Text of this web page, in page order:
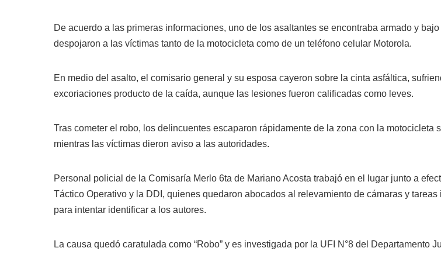
De acuerdo a las primeras informaciones, uno de los asaltantes se encontraba armado y
despojaron a las víctimas tanto de la motocicleta como de un teléfono celular Motorola.
En medio del asalto, el comisario general y su esposa cayeron sobre la cinta asfáltica,
excoriaciones producto de la caída, aunque las lesiones fueron calificadas como leves.
Tras cometer el robo, los delincuentes escaparon rápidamente de la zona con la motocicleta
mientras las víctimas dieron aviso a las autoridades.
Personal policial de la Comisaría Merlo 6ta de Mariano Acosta trabajó en el lugar junto a
Táctico Operativo y la DDI, quienes quedaron abocados al relevamiento de cámaras y tareas
para intentar identificar a los autores.
La causa quedó caratulada como “Robo” y es investigada por la UFI N°8 del Departamento